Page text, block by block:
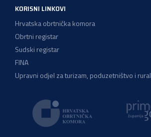
KORISNI LINKOVI
Hrvatska obrtnička komora
Obrtni registar
Sudski registar
FINA
Upravni odjel za turizam, poduzetništvo i